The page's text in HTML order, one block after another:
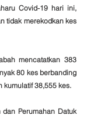
Covid-19 hari ini,
tidak merekodkan kes
mencatatkan 383
80 kes berbanding
kumulatif 38,555 kes.
dan Perumahan Datuk